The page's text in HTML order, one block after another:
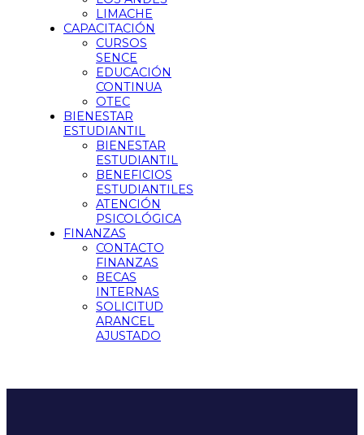
LIMACHE
CAPACITACIÓN
CURSOS
SENCE
EDUCACIÓN
CONTINUA
OTEC
BIENESTAR
ESTUDIANTIL
BIENESTAR
ESTUDIANTIL
BENEFICIOS
ESTUDIANTILES
ATENCIÓN
PSICOLÓGICA
FINANZAS
CONTACTO
FINANZAS
BECAS
INTERNAS
SOLICITUD
ARANCEL
AJUSTADO